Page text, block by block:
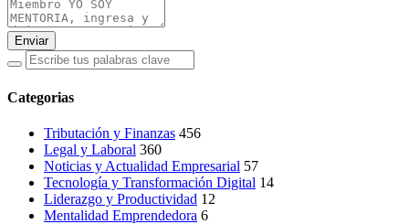
Enviar
Categorias
Tributación y Finanzas 456
Legal y Laboral 360
Noticias y Actualidad Empresarial 57
Tecnología y Transformación Digital 14
Liderazgo y Productividad 12
Mentalidad Emprendedora 6